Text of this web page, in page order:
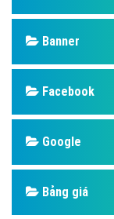
Banner
Facebook
Google
Bảng giá